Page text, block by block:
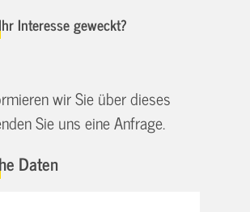
Interesse geweckt?
wir Sie über dieses
Sie uns eine Anfrage.
Daten